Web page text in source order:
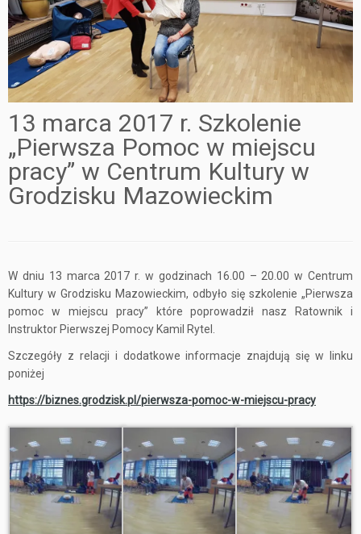
13 marca 2017 r. Szkolenie
„Pierwsza Pomoc w miejscu
pracy” w Centrum Kultury w
Grodzisku Mazowieckim
W dniu 13 marca 2017 r. w godzinach 16.00 – 20.00 w Centrum
Kultury w Grodzisku Mazowieckim, odbyło się szkolenie „Pierwsza
pomoc w miejscu pracy” które poprowadził nasz Ratownik i
Instruktor Pierwszej Pomocy Kamil Rytel.
Szczegóły z relacji i dodatkowe informacje znajdują się w linku
poniżej
https://biznes.grodzisk.pl/pierwsza-pomoc-w-miejscu-pracy